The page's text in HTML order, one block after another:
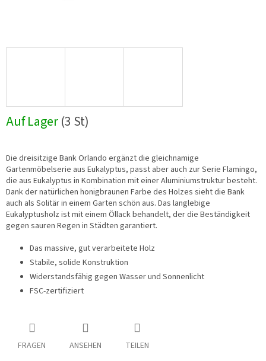
Auf Lager(3 St)
Die dreisitzige Bank Orlando ergänzt die gleichnamige
Gartenmöbelserie aus Eukalyptus, passt aber auch zur Serie Flamingo,
die aus Eukalyptus in Kombination mit einer Aluminiumstruktur besteht.
Dank der natürlichen honigbraunen Farbe des Holzes sieht die Bank
auch als Solitär in einem Garten schön aus. Das langlebige
Eukalyptusholz ist mit einem Öllack behandelt, der die Beständigkeit
gegen sauren Regen in Städten garantiert.
Das massive, gut verarbeitete Holz
Stabile, solide Konstruktion
Widerstandsfähig gegen Wasser und Sonnenlicht
FSC-zertifiziert
FRAGEN ANSEHEN TEILEN